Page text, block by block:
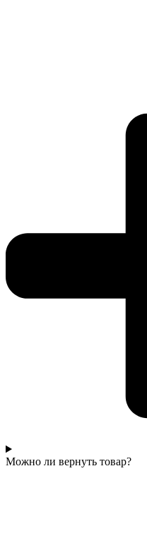
Можно ли вернуть товар?